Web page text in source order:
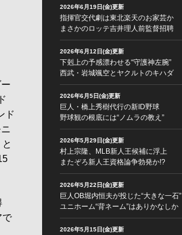
ド
で
2026年6月19日(金)更新
指揮官交代劇は東北楽天のお家芸か
まさかのロッテ吉井理人前監督招聘
2026年6月12日(金)更新
下剋上の予感漂わせる“守護神左腕”
西武・岩城颯空とヤクルトのキハダ
2026年6月5日(金)更新
巨人・橋上秀樹代行の新ID野球
野球観の根底には“ノムラの教え”
2026年5月29日(金)更新
村上宗隆、MLB新人王候補に浮上
またぞろ新人王資格論争勃発か!?
2026年5月22日(金)更新
巨人OB堀内恒夫が投じた“大きな一石”
ユニホーム“背ネーム”はありかなしか
2026年5月15日(金)更新